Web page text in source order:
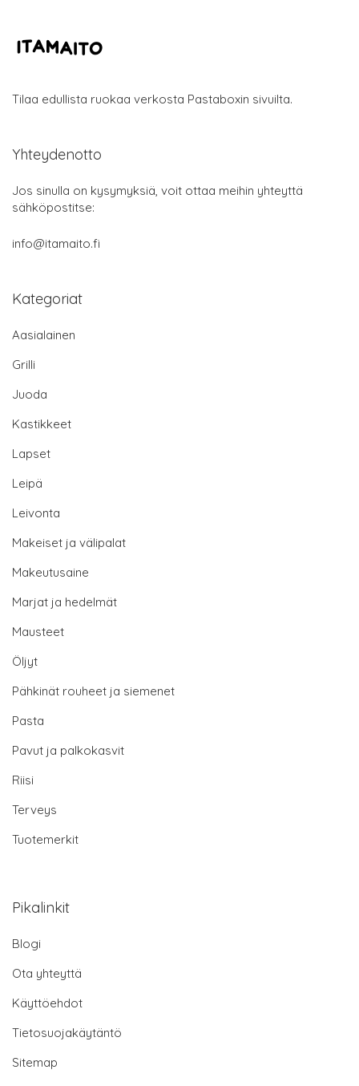
Tilaa edullista ruokaa verkosta Pastaboxin sivuilta.
Yhteydenotto
Jos sinulla on kysymyksiä, voit ottaa meihin yhteyttä
sähköpostitse:
info@itamaito.fi
Kategoriat
Aasialainen
Grilli
Juoda
Kastikkeet
Lapset
Leipä
Leivonta
Makeiset ja välipalat
Makeutusaine
Marjat ja hedelmät
Mausteet
Öljyt
Pähkinät rouheet ja siemenet
Pasta
Pavut ja palkokasvit
Riisi
Terveys
Tuotemerkit
Pikalinkit
Blogi
Ota yhteyttä
Käyttöehdot
Tietosuojakäytäntö
Sitemap